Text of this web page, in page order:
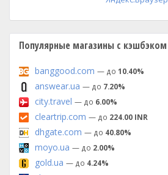
Популярные магазины с кэшбэком
banggood.com — до 10.40%
answear.ua — до 7.20%
city.travel — до 6.00%
cleartrip.com — до 224.00 INR
dhgate.com — до 40.80%
moyo.ua — до 2.00%
gold.ua — до 4.24%